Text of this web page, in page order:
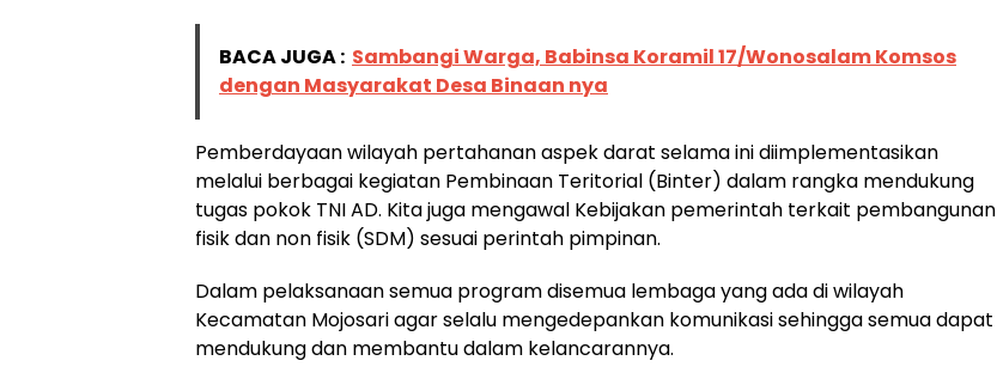
BACA JUGA : Sambangi Warga, Babinsa Koramil 17/Wonosalam Komsos
dengan Masyarakat Desa Binaan nya
Pemberdayaan wilayah pertahanan aspek darat selama ini diimplementasikan
melalui berbagai kegiatan Pembinaan Teritorial (Binter) dalam rangka mendukung
tugas pokok TNI AD. Kita juga mengawal Kebijakan pemerintah terkait pembangunan
fisik dan non fisik (SDM) sesuai perintah pimpinan.
Dalam pelaksanaan semua program disemua lembaga yang ada di wilayah
Kecamatan Mojosari agar selalu mengedepankan komunikasi sehingga semua dapat
mendukung dan membantu dalam kelancarannya.